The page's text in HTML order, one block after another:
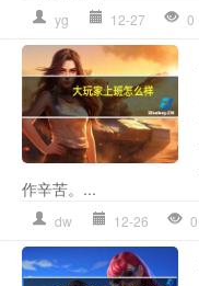
yg 12-27 0
作辛苦。...
dw 12-26 0